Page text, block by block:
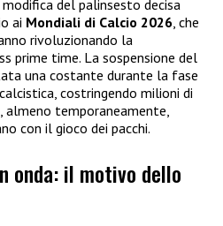
del palinsesto decisa
ai Mondiali di Calcio 2026, che
rivoluzionando la
prime time. La sospensione del
una costante durante la fase
costringendo milioni di
temporaneamente,
con il gioco dei pacchi.
onda: il motivo dello